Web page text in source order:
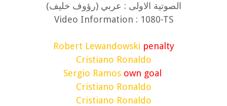
(الصوتية الاولى : عربي (رؤوف خليف
Video Information : 1080-TS
Robert Lewandowski penalty
Cristiano Ronaldo
Sergio Ramos own goal
Cristiano Ronaldo
Cristiano Ronaldo